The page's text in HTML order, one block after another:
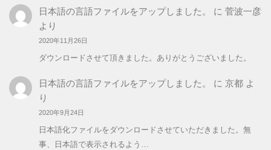
日本語の言語ファイルをアップしました。 に 菅波一彦
より
2020年11月26日
ダウンロードさせて頂きました。ありがとうございました。
日本語の言語ファイルをアップしました。 に 京都よ
り
2020年9月24日
日本語化ファイルをダウンロードさせていただきました。無
事、日本語で表示されるよう…